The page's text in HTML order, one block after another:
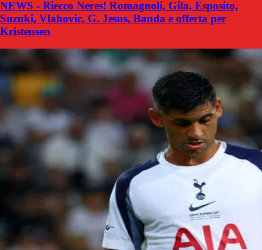
NEWS - Riecco Neres! Romagnoli, Gila, Esposito,
Suzuki, Vlahovic, G. Jesus, Banda e offerta per
Kristensen